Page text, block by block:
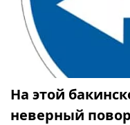
На этой
неверный